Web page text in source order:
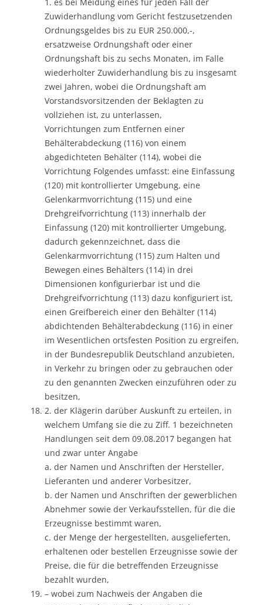
Zuwiderhandlung vom Gericht festzusetzenden
Ordnungsgeldes bis zu EUR 250.000,-,
ersatzweise Ordnungshaft oder einer
Ordnungshaft bis zu sechs Monaten, im Falle
wiederholter Zuwiderhandlung bis zu insgesamt
zwei Jahren, wobei die Ordnungshaft am
Vorstandsvorsitzenden der Beklagten zu
vollziehen ist, zu unterlassen,
Vorrichtungen zum Entfernen einer
Behälterabdeckung (116) von einem
abgedichteten Behälter (114), wobei die
Vorrichtung Folgendes umfasst: eine Einfassung
(120) mit kontrollierter Umgebung, eine
Gelenkarmvorrichtung (115) und eine
Drehgreifvorrichtung (113) innerhalb der
Einfassung (120) mit kontrollierter Umgebung,
dadurch gekennzeichnet, dass die
Gelenkarmvorrichtung (115) zum Halten und
Bewegen eines Behälters (114) in drei
Dimensionen konfigurierbar ist und die
Drehgreifvorrichtung (113) dazu konfiguriert ist,
einen Greifbereich einer den Behälter (114)
abdichtenden Behälterabdeckung (116) in einer
im Wesentlichen ortsfesten Position zu ergreifen,
in der Bundesrepublik Deutschland anzubieten,
in Verkehr zu bringen oder zu gebrauchen oder
zu den genannten Zwecken einzuführen oder zu
besitzen,
2. der Klägerin darüber Auskunft zu erteilen, in
welchem Umfang sie die zu Ziff. 1 bezeichneten
Handlungen seit dem 09.08.2017 begangen hat
und zwar unter Angabe
a. der Namen und Anschriften der Hersteller,
Lieferanten und anderer Vorbesitzer,
b. der Namen und Anschriften der gewerblichen
Abnehmer sowie der Verkaufsstellen, für die die
Erzeugnisse bestimmt waren,
c. der Menge der hergestellten, ausgelieferten,
erhaltenen oder bestellen Erzeugnisse sowie der
Preise, die für die betreffenden Erzeugnisse
bezahlt wurden,
– wobei zum Nachweis der Angaben die